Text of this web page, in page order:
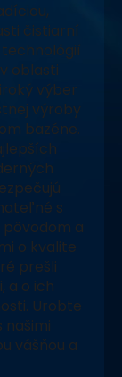
čistiarní
oblasti
výber
výroby
bazéne.
s
a
o kvalite
prešli
a o ich
Urobte
našimi
vášňou a